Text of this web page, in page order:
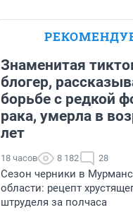
Надежда Губарь
Знаменитая
блогер,
борьбе с редкой
рака, умерла в
лет
18 часов 8 182 28
Сезон черники в
области: рецепт
штруделя за полчаса